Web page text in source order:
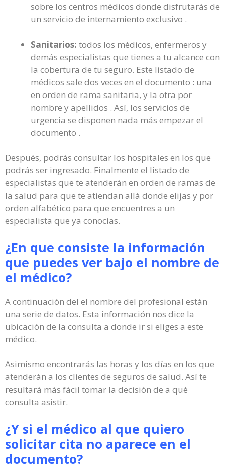
sobre los centros médicos donde disfrutarás de
un servicio de internamiento exclusivo .
Sanitarios: todos los médicos, enfermeros y
demás especialistas que tienes a tu alcance con
la cobertura de tu seguro. Este listado de
médicos sale dos veces en el documento : una
en orden de rama sanitaria, y la otra por
nombre y apellidos . Así, los servicios de
urgencia se disponen nada más empezar el
documento .
Después, podrás consultar los hospitales en los que
podrás ser ingresado. Finalmente el listado de
especialistas que te atenderán en orden de ramas de
la salud para que te atiendan allá donde elijas y por
orden alfabético para que encuentres a un
especialista que ya conocías.
¿En que consiste la información
que puedes ver bajo el nombre de
el médico?
A continuación del el nombre del profesional están
una serie de datos. Esta información nos dice la
ubicación de la consulta a donde ir si eliges a este
médico.
Asimismo encontrarás las horas y los días en los que
atenderán a los clientes de seguros de salud. Así te
resultará más fácil tomar la decisión de a qué
consulta asistir.
¿Y si el médico al que quiero
solicitar cita no aparece en el
documento?